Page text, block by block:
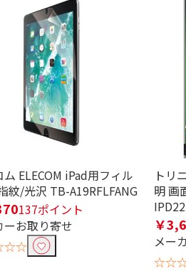
ム ELECOM iPad用フィル
紋/光沢 TB-A19RFLFANG
137ポイント
ーお取り寄せ
トリ
明 画
￥
メー